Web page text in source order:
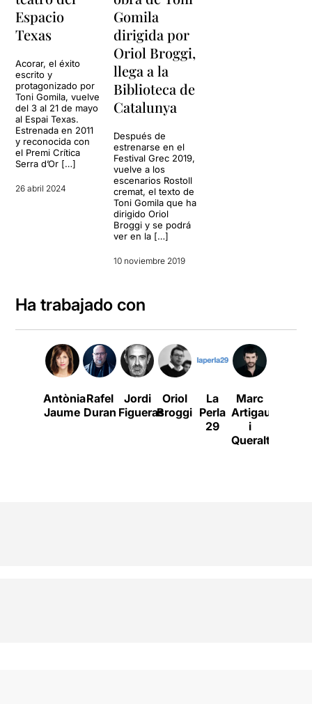
Espacio
Texas
Acorar, el éxito
escrito y
protagonizado por
Toni Gomila, vuelve
del 3 al 21 de mayo
al Espai Texas.
Estrenada en 2011
y reconocida con
el Premi Crítica
Serra d’Or […]
26 abril 2024
Gomila
dirigida por
Oriol Broggi,
llega a la
Biblioteca de
Catalunya
Después de
estrenarse en el
Festival Grec 2019,
vuelve a los
escenarios Rostoll
cremat, el texto de
Toni Gomila que ha
dirigido Oriol
Broggi y se podrá
ver en la […]
10 noviembre 2019
Ha trabajado con
Antònia
Jaume
Rafel
Duran
Jordi
Figueras
Oriol
Broggi
La
Perla
29
Marc
Artigau
i
Queralt
Villegas